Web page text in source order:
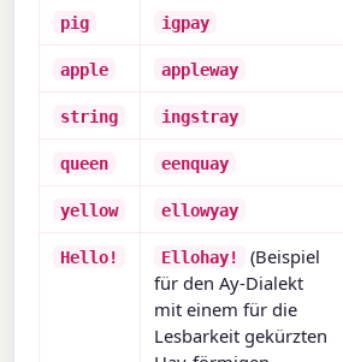
pig igpay
apple appleway
string ingstray
queen eenquay
yellow ellowyay
Hello! Ellohay!
(Beispiel
für den Ay-Dialekt
mit einem für die
Lesbarkeit gekürzten